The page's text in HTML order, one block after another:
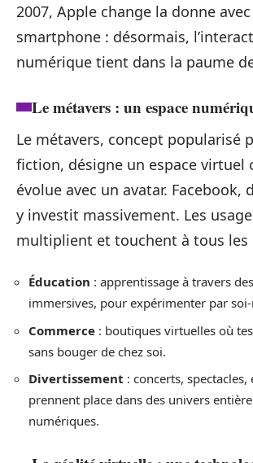
2007, Apple change la donne
smartphone : désormais,
numérique tient dans la paume
Le métavers : un espace
Le métavers, concept popularisé
fiction, désigne un espace virtuel
évolue avec un avatar. Facebook,
y investit massivement. Les
multiplient et touchent à tous les
Éducation : apprentissage à travers
immersives, pour expérimenter par
Commerce : boutiques virtuelles où
sans bouger de chez soi.
Divertissement : concerts,
prennent place dans des univers
numériques.